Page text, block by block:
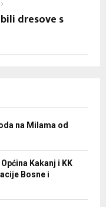
dresove s
na Milama od
Kakanj i KK
Bosne i